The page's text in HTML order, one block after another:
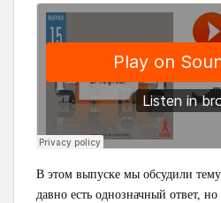
В этом выпуске мы обсудили
давно есть однозначный ответ,